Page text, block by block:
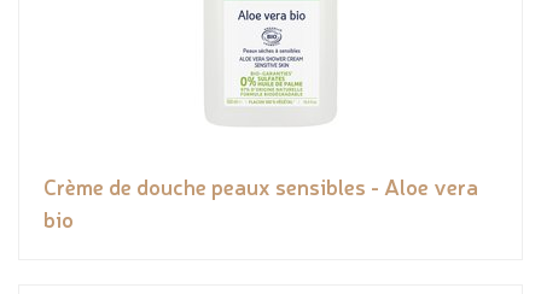
Crème de douche peaux sensibles - Aloe vera
bio